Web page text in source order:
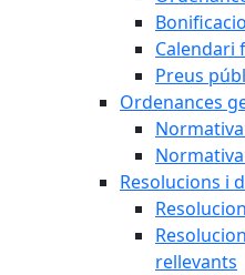
Calendari
Preus
Ordenances
Resolucions i
rellevants